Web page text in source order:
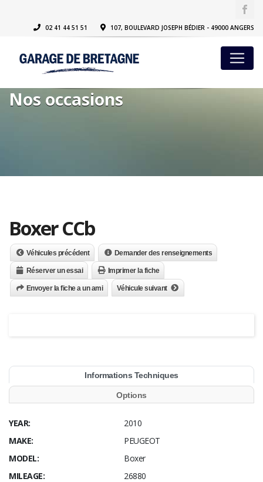
02 41 44 51 51 107, BOULEVARD JOSEPH BÉDIER - 49000 ANGERS
Nos occasions
Boxer CCb
Véhicules précédent Demander des renseignements
Réserver un essai Imprimer la fiche
Envoyer la fiche a un ami Véhicule suivant
Informations Techniques
Options
YEAR:
2010
MAKE:
PEUGEOT
MODEL:
Boxer
MILEAGE:
26880